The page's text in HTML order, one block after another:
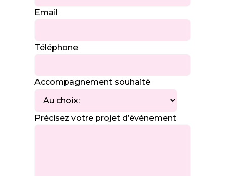
Email
Téléphone
Accompagnement souhaité
Précisez votre projet d’événement